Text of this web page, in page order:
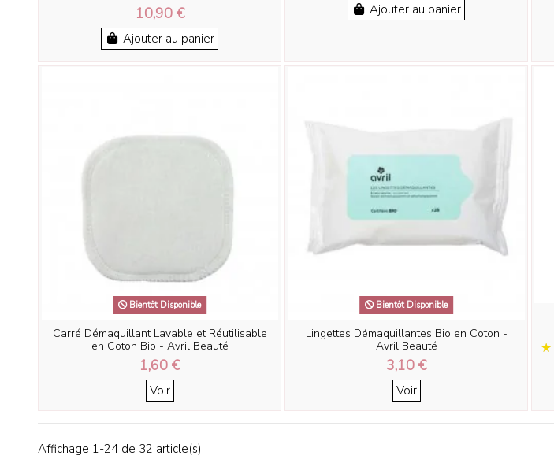
10,90 €
Ajouter au panier
Ajouter au panier
Bientôt Disponible
Carré Démaquillant Lavable et Réutilisable
en Coton Bio - Avril Beauté
1,60 €
Voir
Bientôt Disponible
Lingettes Démaquillantes Bio en Coton -
Avril Beauté
3,10 €
Voir
Affichage 1-24 de 32 article(s)